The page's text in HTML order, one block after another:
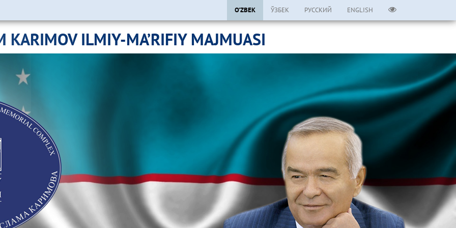
O’ZBEK ЎЗБЕК РУССКИЙ ENGLISH
KARIMOV ILMIY-MA’RIFIY MAJMUASI